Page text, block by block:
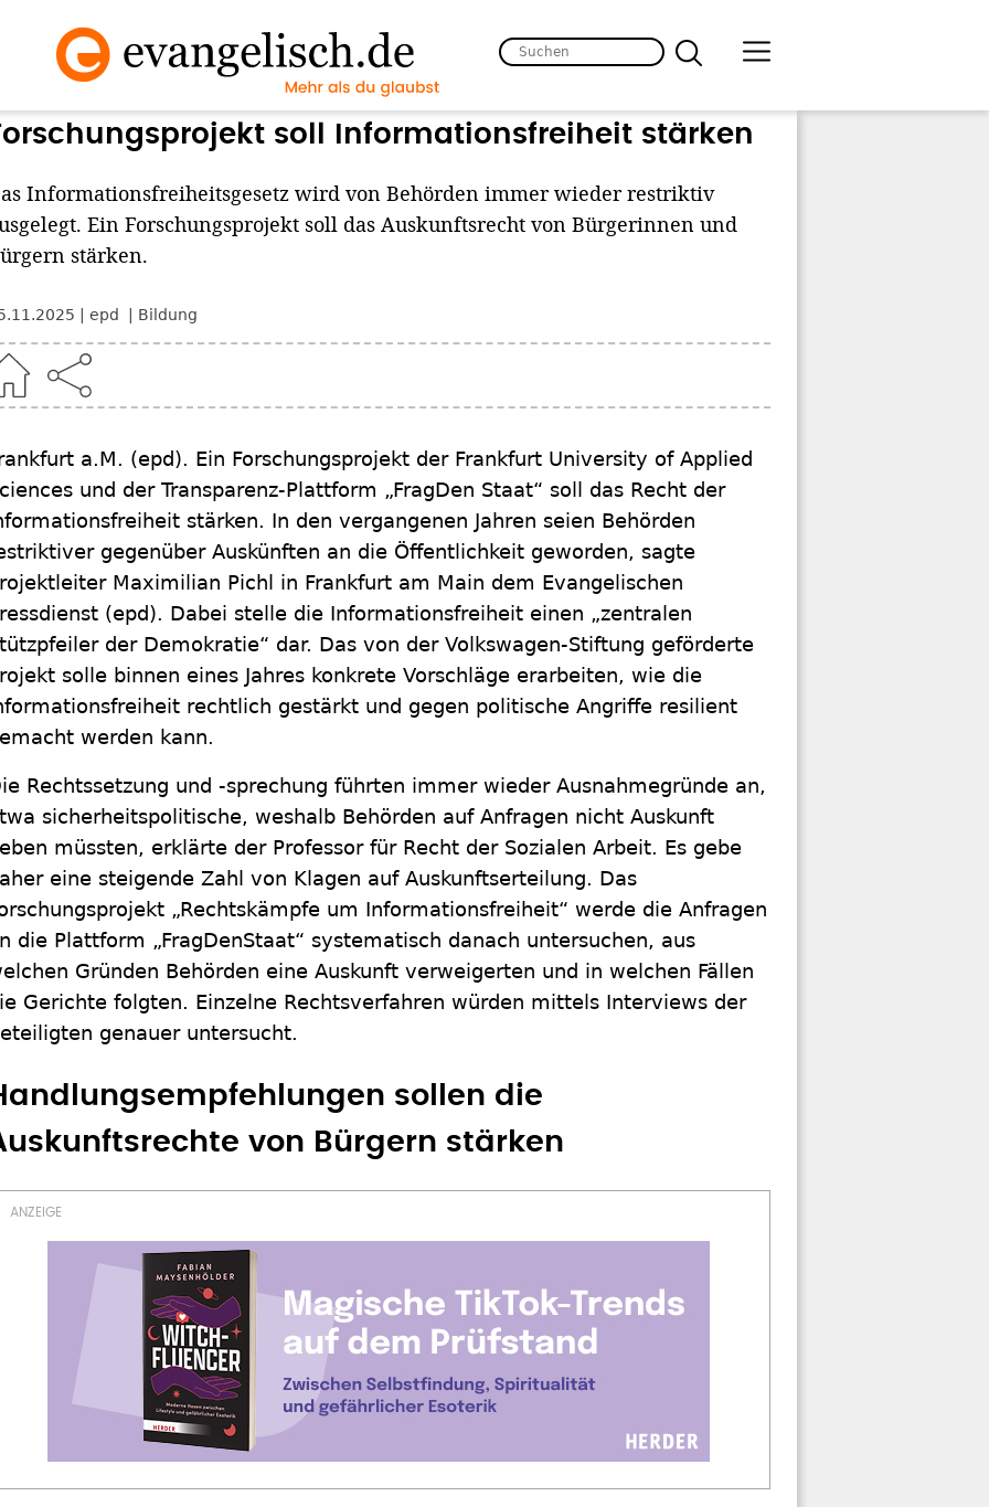
soll Informationsfreiheit stärken
Informationsfreiheitsgesetz wird von Behörden immer wieder restriktiv
Ein Forschungsprojekt soll das Auskunftsrecht von Bürgerinnen und
stärken.
epd Bildung
a.M. (epd). Ein Forschungsprojekt der Frankfurt University of Applied
und der Transparenz-Plattform „FragDen Staat“ soll das Recht der
stärken. In den vergangenen Jahren seien Behörden
gegenüber Auskünften an die Öffentlichkeit geworden, sagte
Maximilian Pichl in Frankfurt am Main dem Evangelischen
(epd). Dabei stelle die Informationsfreiheit einen „zentralen
der Demokratie“ dar. Das von der Volkswagen-Stiftung geförderte
solle binnen eines Jahres konkrete Vorschläge erarbeiten, wie die
rechtlich gestärkt und gegen politische Angriffe resilient
werden kann.
Rechtssetzung und -sprechung führten immer wieder Ausnahmegründe an,
sicherheitspolitische, weshalb Behörden auf Anfragen nicht Auskunft
müssten, erklärte der Professor für Recht der Sozialen Arbeit. Es gebe
eine steigende Zahl von Klagen auf Auskunftserteilung. Das
„Rechtskämpfe um Informationsfreiheit“ werde die Anfragen
die Plattform „FragDenStaat“ systematisch danach untersuchen, aus
Gründen Behörden eine Auskunft verweigerten und in welchen Fällen
Gerichte folgten. Einzelne Rechtsverfahren würden mittels Interviews der
genauer untersucht.
sollen die
von Bürgern stärken